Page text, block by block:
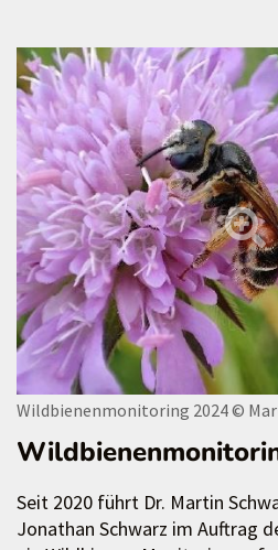
Wildbienenmonitoring 2024©
Seit 2020 führt Dr. Martin
Jonathan Schwarz im Auftrag